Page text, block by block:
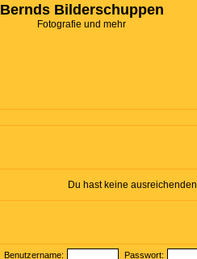
Bernds Bilderschuppen
Fotografie und mehr
Du hast keine
Benutzername: Passwort: